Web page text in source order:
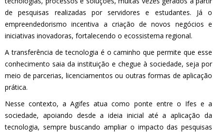
de pesquisas realizadas por servidores e estudantes. Já o
empreendedorismo incentiva a criação de novos negócios e
iniciativas inovadoras, fortalecendo o ecossistema regional.
A transferência de tecnologia é o caminho que permite que esse
conhecimento saia da instituição e chegue à sociedade, seja por
meio de parcerias, licenciamentos ou outras formas de aplicação
prática.
Nesse contexto, a Agifes atua como ponte entre o Ifes e a
sociedade, apoiando desde a ideia inicial até a aplicação da
tecnologia, sempre buscando ampliar o impacto das pesquisas